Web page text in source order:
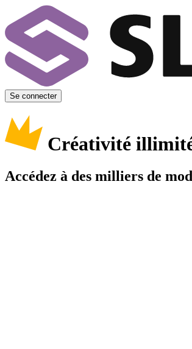
Se connecter
Créativité
Accédez à des milliers de